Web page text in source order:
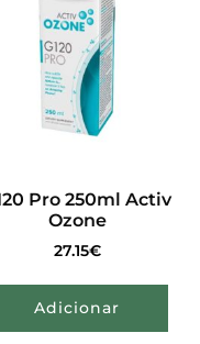
Pro 250ml Activ
Ozone
27.15€
Adicionar